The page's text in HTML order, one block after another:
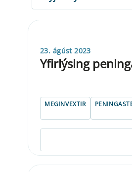
23. ágúst 2023
Yfirlýsing
MEGINVEXTIR